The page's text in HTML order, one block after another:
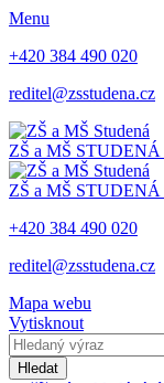
Menu
+420 384 490 020
reditel@zsstudena.cz
ZŠ a MŠ STUDENÁ
ZŠ a MŠ STUDENÁ
+420 384 490 020
reditel@zsstudena.cz
Mapa webu
Vytisknout
Hledat